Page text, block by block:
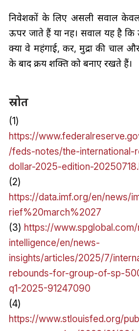
निवेशकों के लिए असली सवाल
ऊपर जाते हैं या नहीं। सवाल यह है
क्या वे महंगाई, कर, मुद्रा की चाल
के बाद क्रय शक्ति को बनाए रखते हैं।
स्रोत
(1)
https://
/feds-notes/the-
dollar-2025-edition-
(2)
https://data.imf.org/en/news/
rief%20march%2027
(3) https://
intelligence/en/news-
insights/articles/2025/7/
rebounds-for-group-of-sp-
q1-2025-91247090
(4)
https://www.stlouisfed.org/